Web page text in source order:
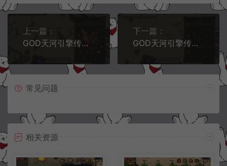
上一篇：
GOD天河引擎传奇手游【1.76天河传奇单职业】12月最新整理Win一键服务端+PC安卓苹果+详细搭建教程
下一篇：
GOD天河引擎传奇手游【1.76天河复古三职业低端】12月最新整理Win一键服务端+PC安卓苹果+详细搭建教程
常见问题
相关资源